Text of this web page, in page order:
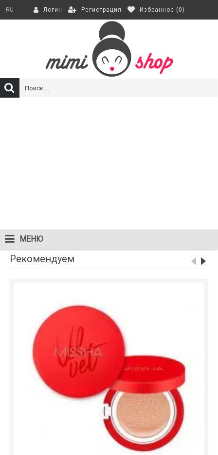
RU Логин Регистрация Избранное (0)
МЕНЮ
Рекомендуем